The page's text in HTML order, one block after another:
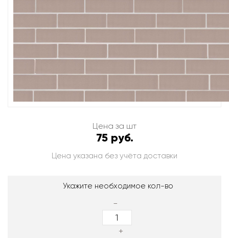
Цена за шт
75 руб.
Цена указана без учёта доставки
Укажите необходимое кол-во
-
+